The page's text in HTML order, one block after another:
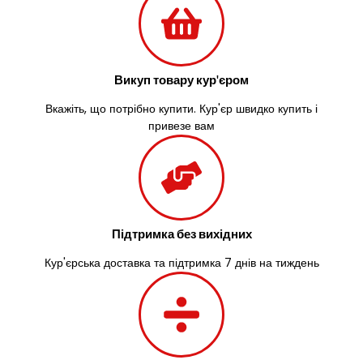
Викуп товару кур'єром
Вкажіть, що потрібно купити. Кур'єр швидко купить і
привезе вам
Підтримка без вихідних
Кур'єрська доставка та підтримка 7 днів на тиждень